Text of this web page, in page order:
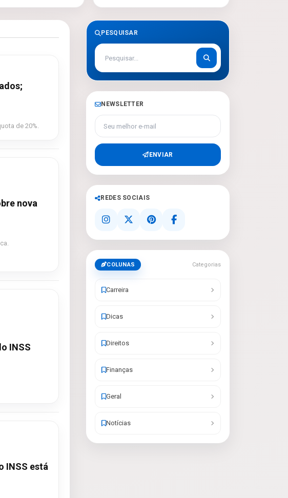
de 20%.
nova
INSS
INSS está
PESQUISAR
NEWSLETTER
Seu melhor e-mail
ENVIAR
REDES SOCIAIS
COLUNAS Categorias
Carreira
Dicas
Direitos
Finanças
Geral
Notícias